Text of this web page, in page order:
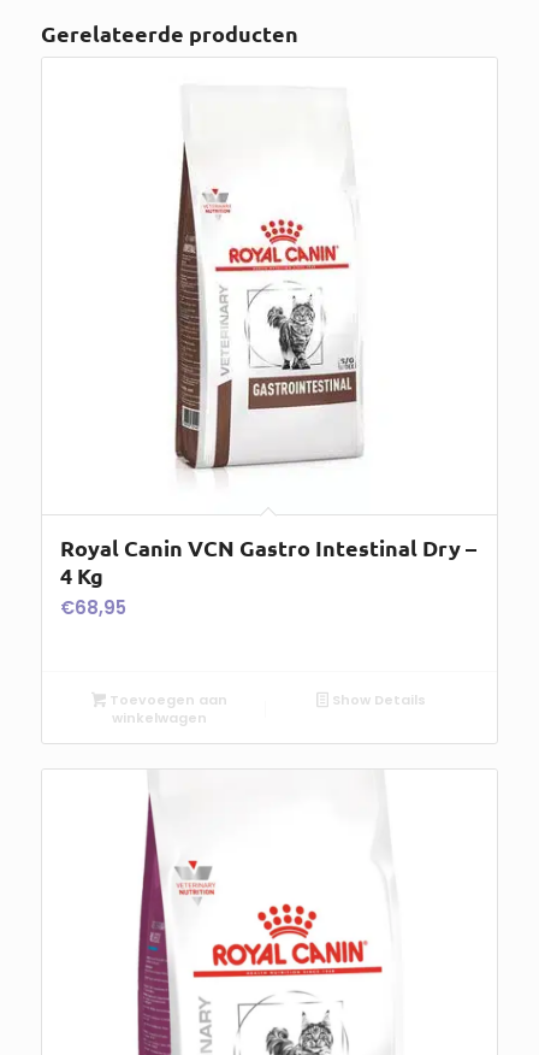
Gerelateerde producten
Royal Canin VCN Gastro Intestinal Dry –
4 Kg
€68,95
Toevoegen aan
winkelwagen
Show Details